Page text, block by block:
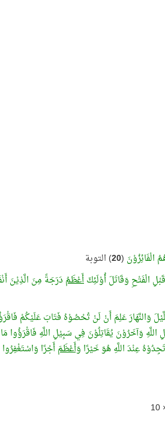
الْفَائِزُوْنَ (
20) التوبة
الْفَتْحِ وَقَاتَلَ أُوْلَئِكَأَعْظَمُ دَرَجَةً مِنَ الَّذِيْنَ
وَالنَّهَارَ عَلِمَ أَنْ لَنْ تُحْصُوْهُ فَتَابَ عَلَيْكُمْ
وَآخَرُوْنَ يُقَاتِلُوْنَ فِي سَبِيْلِ اللَّهِ فَاقْرَؤُوا مَا
عِنْدَ اللَّهِ هُوَ خَيْرًا وَأَعْظَمَأَجْرًا وَاسْتَغْفِرُوا